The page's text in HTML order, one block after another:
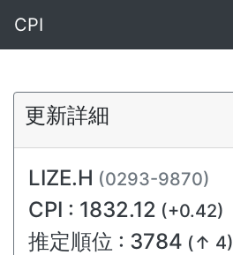
CPI
更新詳細
LIZE.H (0293-9870)
CPI : 1832.12 (+0.42)
推定順位 : 3784 (↑ 4)